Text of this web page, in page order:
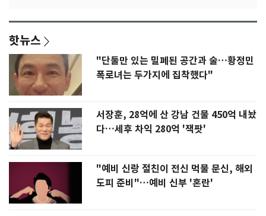
핫뉴스
"단둘만 있는 밀폐된 공간과 술…황정민
폭로녀는 두가지에 집착했다"
서장훈, 28억에 산 강남 건물 450억 내놨
다…세후 차익 280억 '잭팟'
"예비 신랑 절친이 전신 먹물 문신, 해외
도피 준비"…예비 신부 '혼란'